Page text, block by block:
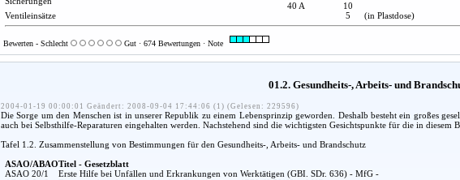
40 A
10
Ventileinsätze
5 (in Plastdose)
Bewerten - Schlecht Gut · 674 Bewertungen · Note
01.2. Gesundheits-, Arbeits- und
2004-01-19 00:00:01 Geändert: 2008-09-04 17:44:06 (1) (Gelesen: 229596)
Die Sorge um den Menschen ist in unserer Republik zu einem Lebensprinzip geworden. Deshalb besteht ein großes
auch bei Selbsthilfe-Reparaturen eingehalten werden. Nachstehend sind die wichtigsten Gesichtspunkte für die in diesem
Tafel 1.2. Zusammenstellung von Bestimmungen für den Gesundheits-, Arbeits- und Brandschutz
ASAO/ABAOTitel - Gesetzblatt
ASAO 20/1
Erste Hilfe bei Unfällen und Erkrankungen von Werktätigen (GBI. SDr. 636) - MfG -